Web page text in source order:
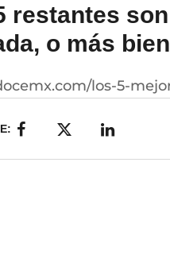
restantes
o más
los-5-